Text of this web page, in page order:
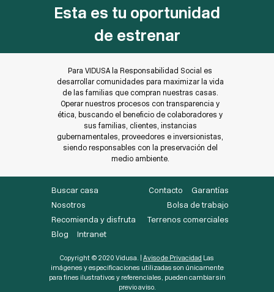
Esta es tu oportunidad
de estrenar
Para VIDUSA la Responsabilidad Social es
desarrollar comunidades para maximizar la vida
de las familias que compran nuestras casas.
Operar nuestros procesos con transparencia y
ética, buscando el beneficio de colaboradores y
sus familias, clientes, instancias
gubernamentales, proveedores e inversionistas,
siendo responsables con la preservación del
medio ambiente.
Buscar casa
Nosotros
Recomienda y disfruta
Blog
Intranet
Contacto
Garantías
Bolsa de trabajo
Terrenos comerciales
Copyright © 2020 Vidusa. | Aviso de Privacidad Las
imágenes y especificaciones utilizadas son únicamente
para fines ilustrativos y referenciales, pueden cambiar sin
previo aviso.